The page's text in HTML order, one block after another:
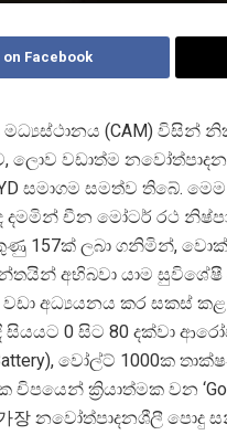
on Facebook
මධ්යස්ථානය (CAM) විසින්
ලොව වඩාත්ම
සමාගම සමත්ව තිබේ.
දමමින් චීන මෝටර් රථ
157ක් ලබා ගනිමින්,
අභිබවා යාම
වඩා අධ්යයනය කර සකස්
0 සිට 80 දක්වා
Battery), වෝල්ට් 1000ක
චිපයෙන් ක්රියාත්මක වන
නවෝත්පාදනශීලී පොදු